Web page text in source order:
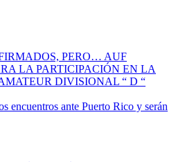
PERO… AUF
LA PARTICIPACIÓN EN LA
DIVISIONAL “ D “
encuentros ante Puerto Rico y serán